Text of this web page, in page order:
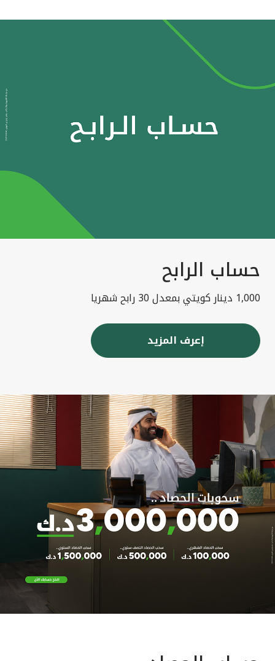
حساب الرابح
1,000 دينار كويتي بمعدل 30 رابح شهريا
إعرف المزيد